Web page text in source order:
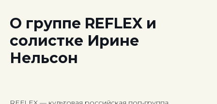
О группе REFLEX и
солистке Ирине
Нельсон